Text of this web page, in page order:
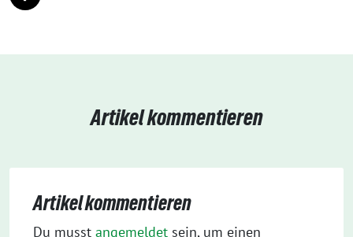
Artikel kommentieren
Artikel kommentieren
Du musst angemeldet sein, um einen